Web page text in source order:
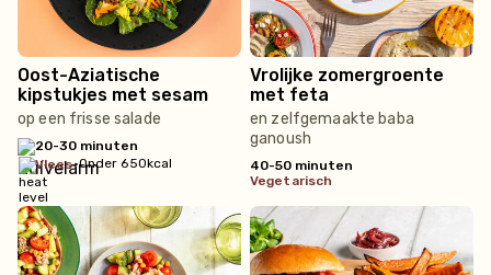
Oost-Aziatische
kipstukjes met sesam
op een frisse salade
20-30 minuten
vlees•Onder 650kcal
Vrolijke zomergroente
met feta
en zelfgemaakte baba
ganoush
40-50 minuten
vegetarisch